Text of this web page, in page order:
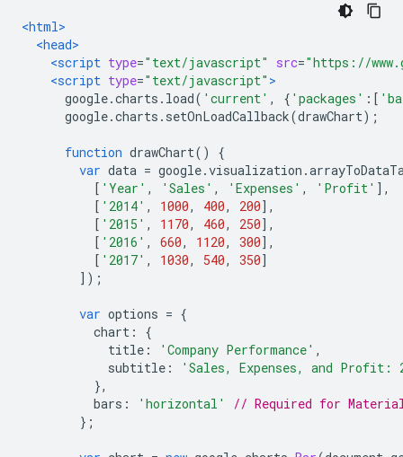
<html>
<head>
<script type="text/javascript" src="https://
<script type="text/javascript" >
google.charts . load( 'current' , { 'packages' :[
google.charts . setOnLoadCallback(drawChart);
function drawChart()
{
var data = google.visualization .
[ 'Year' , 'Sales' , 'Expenses' , 'Profit' ],
[ '2014' , 1000, 400, 200],
[ '2015' , 1170, 460, 250],
[ '2016' , 660, 1120, 300],
[ '2017' , 1030, 540, 350]
]);
var options = {
chart :
{
title : 'Company Performance' ,
subtitle :
'Sales, Expenses, and Profit:
},
bars : 'horizontal'
// Required for
};